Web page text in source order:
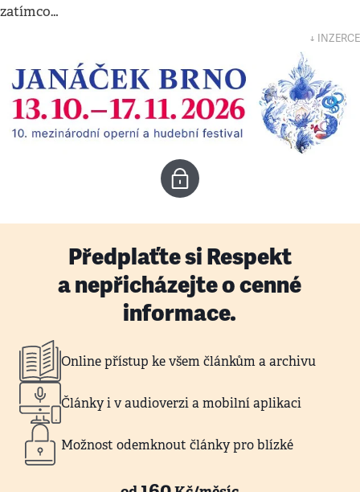
zatímco…
↓ INZERCE
Předplaťte si Respekt
a nepřicházejte o cenné
informace.
Online přístup ke všem článkům a archivu
Články i v audioverzi a mobilní aplikaci
Možnost odemknout články pro blízké